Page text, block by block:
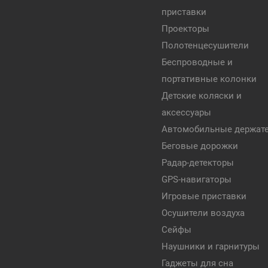
приставки
Проекторы
Полотенцесушители
Беспроводные и
портативные колонки
Детские коляски и
аксессуары
Автомобильные
Беговые дорожки
Радар-детекторы
GPS-навигаторы
Игровые приставки
Осушители воздуха
Сейфы
Наушники и гарнитуры
Гаджеты для сна